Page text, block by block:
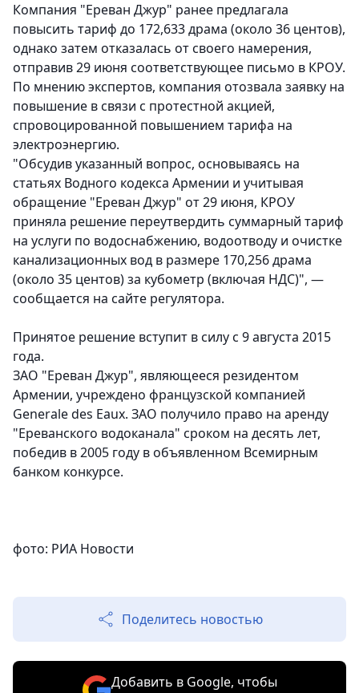
Компания "Ереван Джур" ранее предлагала
повысить тариф до 172,633 драма (около 36 центов),
однако затем отказалась от своего намерения,
отправив 29 июня соответствующее письмо в КРОУ.
По мнению экспертов, компания отозвала заявку на
повышение в связи с протестной акцией,
спровоцированной повышением тарифа на
электроэнергию.
"Обсудив указанный вопрос, основываясь на
статьях Водного кодекса Армении и учитывая
обращение "Ереван Джур" от 29 июня, КРОУ
приняла решение переутвердить суммарный тариф
на услуги по водоснабжению, водоотводу и очистке
канализационных вод в размере 170,256 драма
(около 35 центов) за кубометр (включая НДС)", —
сообщается на сайте регулятора.
Принятое решение вступит в силу с 9 августа 2015
года.
ЗАО "Ереван Джур", являющееся резидентом
Армении, учреждено французской компанией
Generale des Eaux. ЗАО получило право на аренду
"Ереванского водоканала" сроком на десять лет,
победив в 2005 году в объявленном Всемирным
банком конкурсе.
фото: РИА Новости
Поделитесь новостью
Добавить в Google, чтобы